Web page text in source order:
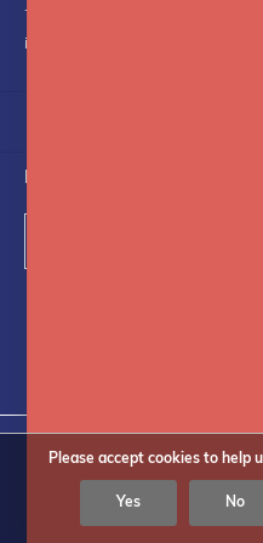
+31(0)75-6841742
info@fotoflits.com
NEWSLETTER
© Copyright
Please accept cookies to help
Yes No